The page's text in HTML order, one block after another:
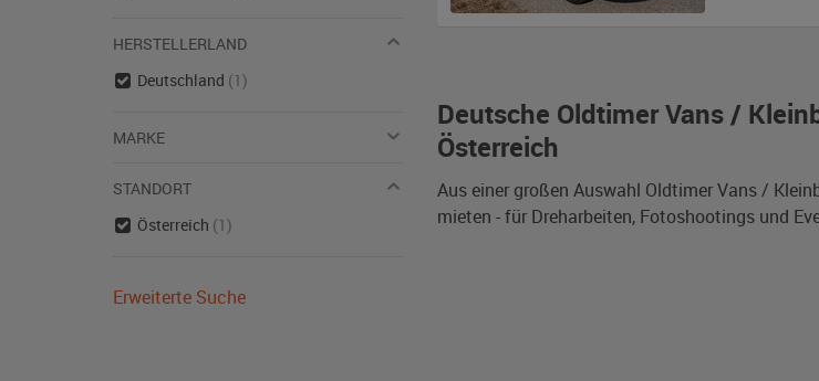
Deutsche Oldtimer Vans /
Österreich
Aus einer großen Auswahl Oldtimer Vans /
mieten - für Dreharbeiten, Fotoshootings und
HERSTELLERLAND
Deutschland (1)
MARKE
STANDORT
Österreich (1)
Erweiterte Suche